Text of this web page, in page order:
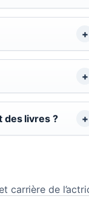
des livres ?
carrière de